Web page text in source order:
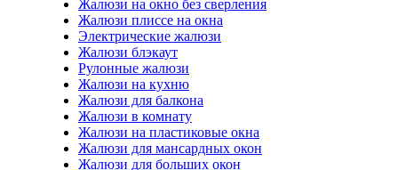
Жалюзи на окно без сверления
Жалюзи плиссе на окна
Электрические жалюзи
Жалюзи блэкаут
Рулонные жалюзи
Жалюзи на кухню
Жалюзи для балкона
Жалюзи в комнату
Жалюзи на пластиковые окна
Жалюзи для мансардных окон
Жалюзи для больших окон